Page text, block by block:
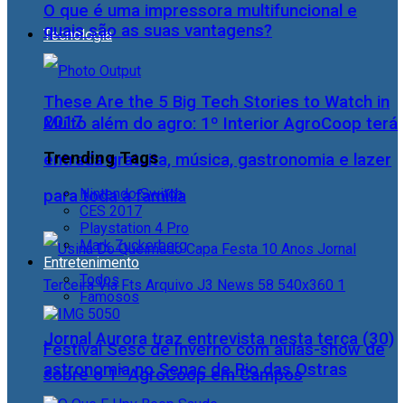
Tecnologia
Muito além do agro: 1º Interior AgroCoop terá
entrada gratuita, música, gastronomia e lazer
para toda a família
Jornal Aurora traz entrevista nesta terça (30)
sobre o 1° AgroCoop em Campos
O que é uma impressora multifuncional e
quais são as suas vantagens?
These Are the 5 Big Tech Stories to Watch in
2017
Trending Tags
Nintendo Switch
CES 2017
Playstation 4 Pro
Mark Zuckerberg
Entretenimento
Todos
Famosos
Festival Sesc de Inverno com aulas-show de
astronomia no Senac de Rio das Ostras